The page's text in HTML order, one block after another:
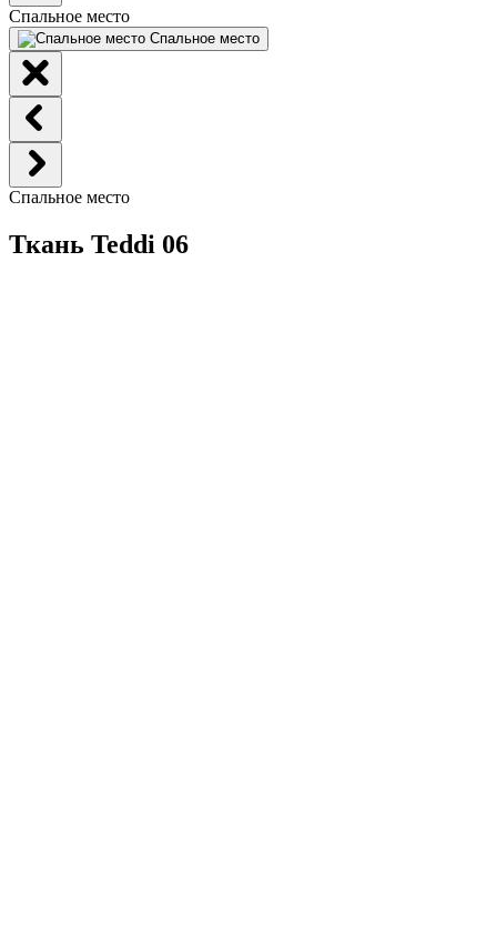
Спальное место
Спальное место
Спальное место
Ткань Teddi 06